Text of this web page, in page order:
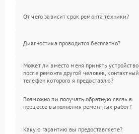
От чего зависит срок ремонта техники?
Диагностика проводится бесплатно?
Может ли вместо меня принять устройство
после ремонта другой человек, контактный
телефон которого я предоставлю?
Возможно ли получать обратную связь в
процессе выполнения ремонтных работ?
Какую гарантию вы предоставляете?